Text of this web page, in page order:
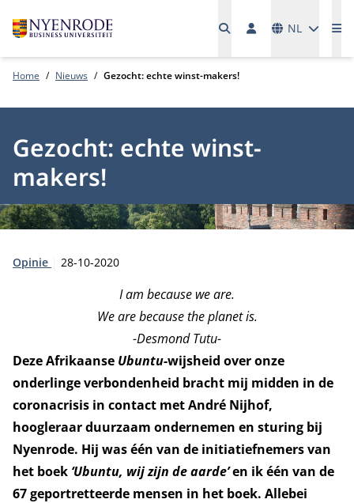
NL
Home Nieuws Gezocht: echte winst-makers!
Gezocht: echte winst-
makers!
Type:
Opinie Publicatiedatum:
28-10-2020
I am because we are.
We are because the planet is.
-Desmond Tutu-
Deze Afrikaanse Ubuntu-wijsheid over onze
onderlinge verbondenheid bracht mij midden in de
coronacrisis in contact met André Nijhof,
hoogleraar duurzaam ondernemen en sturing bij
Nyenrode. Hij was één van de initiatiefnemers van
het boek ‘Ubuntu, wij zijn de aarde’en ik één van de
67 geportretteerde mensen in het boek. Allebei